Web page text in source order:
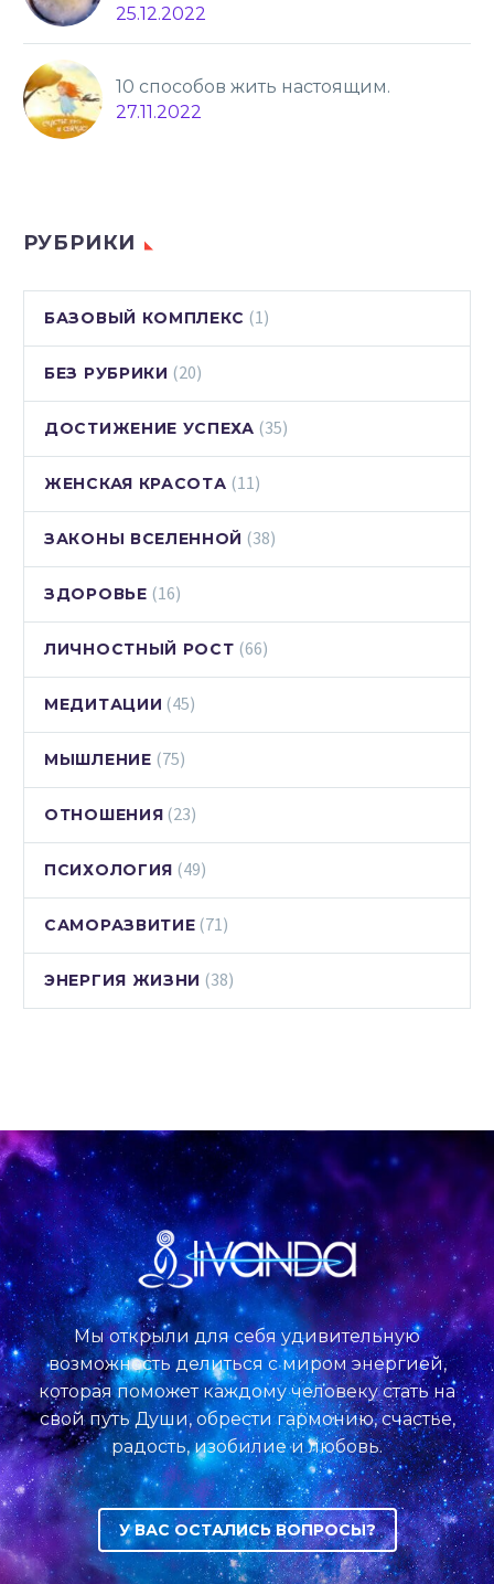
25.12.2022
10 способов жить настоящим.
27.11.2022
РУБРИКИ
БАЗОВЫЙ КОМПЛЕКС (1)
БЕЗ РУБРИКИ (20)
ДОСТИЖЕНИЕ УСПЕХА (35)
ЖЕНСКАЯ КРАСОТА (11)
ЗАКОНЫ ВСЕЛЕННОЙ (38)
ЗДОРОВЬЕ (16)
ЛИЧНОСТНЫЙ РОСТ (66)
МЕДИТАЦИИ (45)
МЫШЛЕНИЕ (75)
ОТНОШЕНИЯ (23)
ПСИХОЛОГИЯ (49)
САМОРАЗВИТИЕ (71)
ЭНЕРГИЯ ЖИЗНИ (38)
Мы открыли для себя удивительную
возможность делиться с миром энергией,
которая поможет каждому человеку стать на
свой путь Души, обрести гармонию, счастье,
радость, изобилие и любовь.
У ВАС ОСТАЛИСЬ ВОПРОСЫ?